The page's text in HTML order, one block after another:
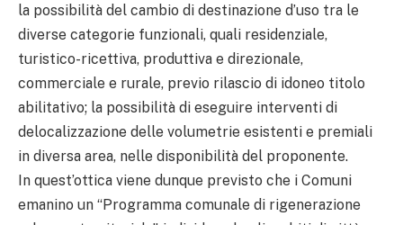
la possibilità del cambio di destinazione d’uso tra le
diverse categorie funzionali, quali residenziale,
turistico-ricettiva, produttiva e direzionale,
commerciale e rurale, previo rilascio di idoneo titolo
abilitativo; la possibilità di eseguire interventi di
delocalizzazione delle volumetrie esistenti e premiali
in diversa area, nelle disponibilità del proponente.
In quest’ottica viene dunque previsto che i Comuni
emanino un “Programma comunale di rigenerazione